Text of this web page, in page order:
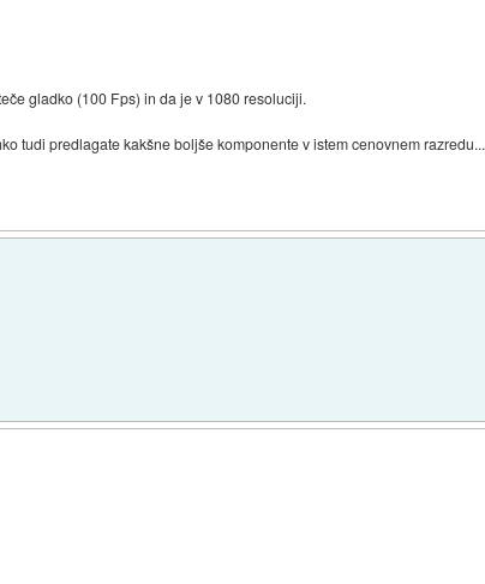
gladko (100 Fps) in da je v 1080 resoluciji.
tudi predlagate kakšne boljše komponente v istem cenovnem razredu...